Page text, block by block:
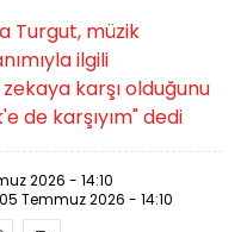
Turgut, müzik
ilgili
karşı olduğunu
de karşıyım" dedi
2026 - 14:10
05 Temmuz 2026 - 14:10